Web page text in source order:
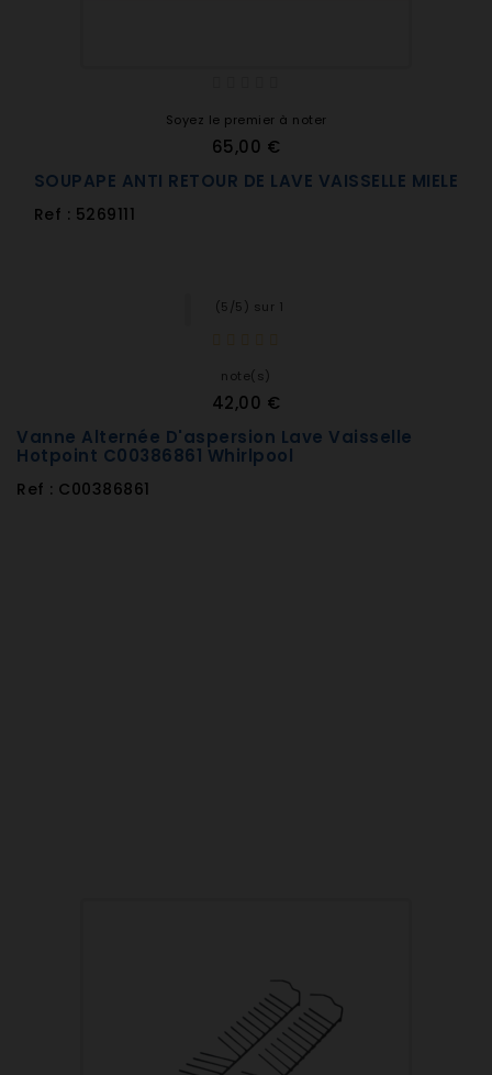
Soyez le premier à noter
65,00 €
SOUPAPE ANTI RETOUR DE LAVE VAISSELLE MIELE
Ref : 5269111
(5/5) sur 1
note(s)
42,00 €
Vanne Alternée D'aspersion Lave Vaisselle
Hotpoint C00386861 Whirlpool
Ref : C00386861